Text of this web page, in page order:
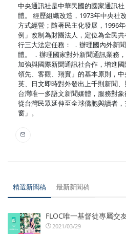
中央通訊社是中華民國的國家通訊
體。 經歷組織改造，1973年中央社
方式經營；隨著民主化發展，1996
例」改制為財團法人，定位為全民
行三大法定任務： ．辦理國內外新
體。 ．辦理國家對外新聞通訊業務
加強與國際新聞通訊社合作，增進國
領先、客觀、翔實」的基本原則，中
英、日文即時對外發出上千則新聞
台灣唯一多語文新聞媒體，服務對
從台灣民眾延伸至全球僑胞與讀者
窗」。
精選新聞稿 最新新聞稿
FLOC唯一基督徒專屬交
2021/03/29